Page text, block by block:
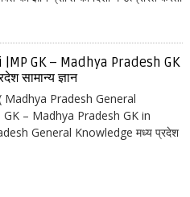
|MP GK – Madhya Pradesh GK
सामान्य ज्ञान
Madhya Pradesh General
– Madhya Pradesh GK in
General Knowledge मध्य प्रदेश